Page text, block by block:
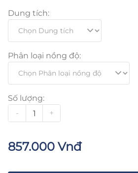
Dung tích:
Phân loại nồng độ:
Số lượng:
-
+
857.000 Vnđ